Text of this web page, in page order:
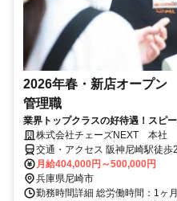
2026年春・新店オープ
管理職
業界トップクラスの好待遇！スピ
株式会社チェーズNEXT 本社
交通・アクセス 阪神尼崎駅徒歩
月給404,000円～500,000円
兵庫県尼崎市
勤務時間詳細 総労働時間：1ヶ